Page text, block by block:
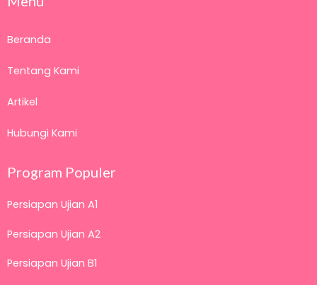
Beranda
Tentang Kami
Artikel
Hubungi Kami
Program Populer
Persiapan Ujian A1
Persiapan Ujian A2
Persiapan Ujian B1